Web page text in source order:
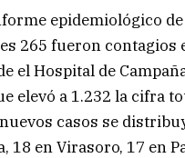
epidemiológico
265 fueron contagios
el Hospital de
elevó a 1.232 la cifra
casos se
18 en Virasoro, 17 en